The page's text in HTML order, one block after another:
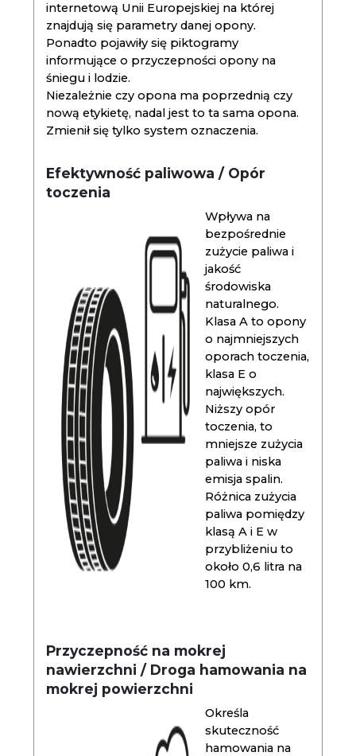
internetową Unii Europejskiej na której
znajdują się parametry danej opony.
Ponadto pojawiły się piktogramy
informujące o przyczepności opony na
śniegu i lodzie.
Niezależnie czy opona ma poprzednią czy
nową etykietę, nadal jest to ta sama opona.
Zmienił się tylko system oznaczenia.
Efektywność paliwowa / Opór
toczenia
Wpływa na
bezpośrednie
zużycie paliwa i
jakość
środowiska
naturalnego.
Klasa A to opony
o najmniejszych
oporach toczenia,
klasa E o
największych.
Niższy opór
toczenia, to
mniejsze zużycia
paliwa i niska
emisja spalin.
Różnica zużycia
paliwa pomiędzy
klasą A i E w
przybliżeniu to
około 0,6 litra na
100 km.
Przyczepność na mokrej
nawierzchni / Droga hamowania na
mokrej powierzchni
Określa
skuteczność
hamowania na